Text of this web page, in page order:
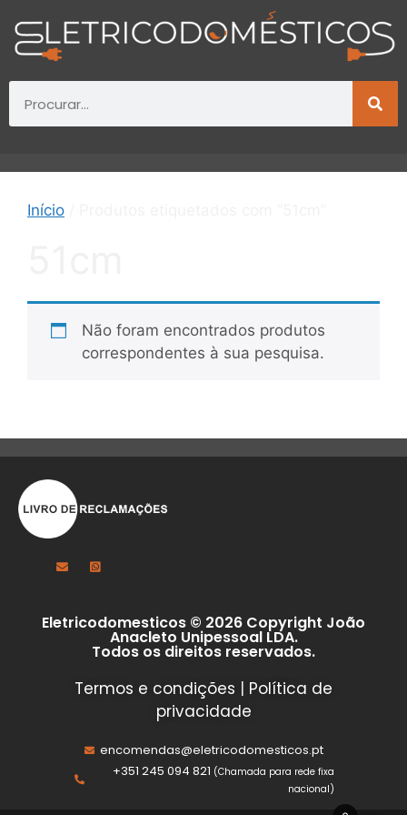
Início
Não foram encontrados produtos
correspondentes à sua pesquisa.
Eletricodomesticos © 2026 Copyright João
Anacleto Unipessoal LDA.
Todos os direitos reservados.
Termos e condições | Política de
privacidade
encomendas@eletricodomesticos.pt
+351 245 094 821 (Chamada para rede fixa
nacional)